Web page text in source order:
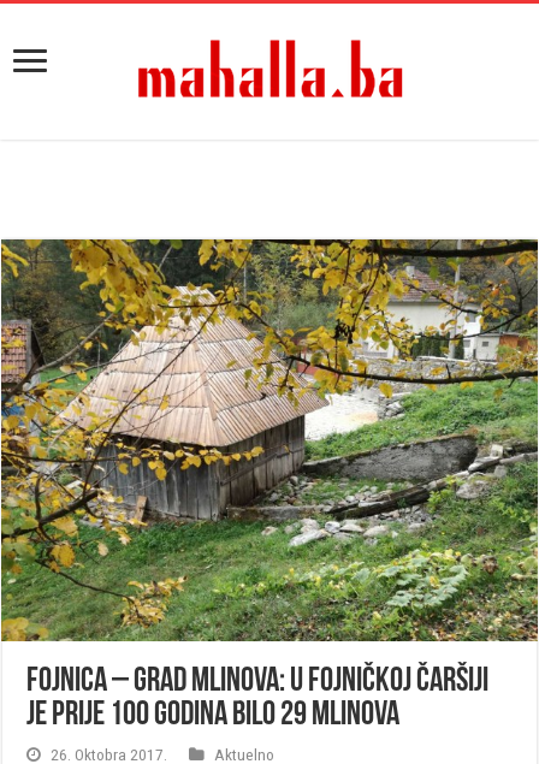
Fojnica – grad mlinova: U fojničkoj čaršiji
je prije 100 godina bilo 29 mlinova
26. Oktobra 2017. Aktuelno